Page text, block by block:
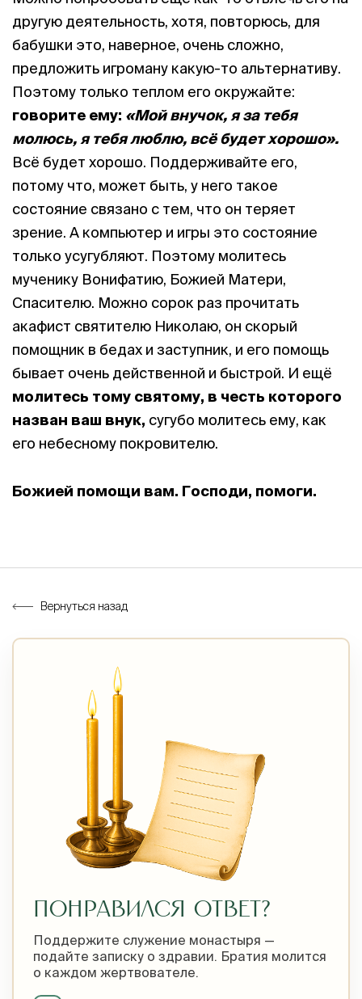
другую деятельность, хотя, повторюсь, для
бабушки это, наверное, очень сложно,
предложить игроману какую-то альтернативу.
Поэтому только теплом его окружайте:
говорите ему: «Мой внучок, я за тебя
молюсь, я тебя люблю, всё будет хорошо».
Всё будет хорошо. Поддерживайте его,
потому что, может быть, у него такое
состояние связано с тем, что он теряет
зрение. А компьютер и игры это состояние
только усугубляют. Поэтому молитесь
мученику Вонифатию, Божией Матери,
Спасителю. Можно сорок раз прочитать
акафист святителю Николаю, он скорый
помощник в бедах и заступник, и его помощь
бывает очень действенной и быстрой. И ещё
молитесь тому святому, в честь которого
назван ваш внук, сугубо молитесь ему, как
его небесному покровителю.
Божией помощи вам. Господи, помоги.
Вернуться назад
ПОНРАВИЛСЯ ОТВЕТ?
Поддержите служение монастыря —
подайте записку о здравии. Братия молится
о каждом жертвователе.